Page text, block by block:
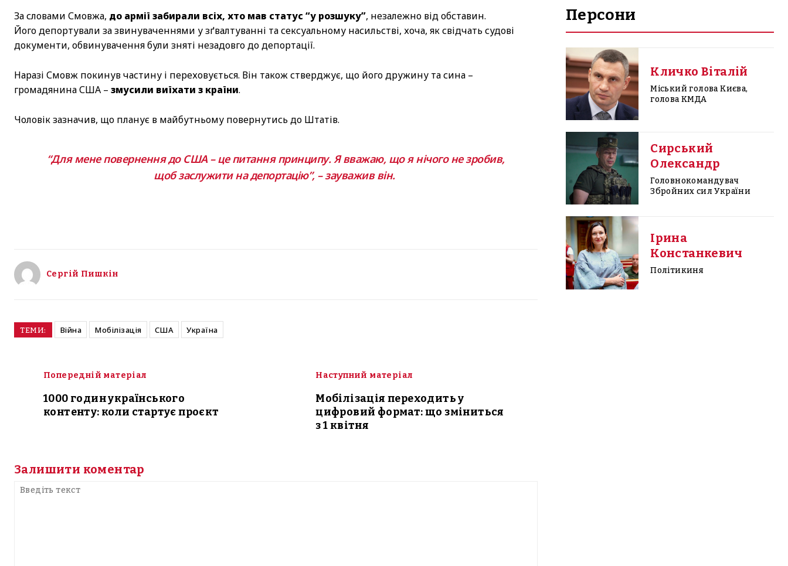
За словами Смовжа, до армії забирали всіх, хто мав статус “у розшуку”, незалежно від обставин.
Його депортували за звинуваченнями у зґвалтуванні та сексуальному насильстві, хоча, як свідчать судові
документи, обвинувачення були зняті незадовго до депортації.
Наразі Смовж покинув частину і переховується. Він також стверджує, що його дружину та сина –
громадянина США – змусили виїхати з країни.
Чоловік зазначив, що планує в майбутньому повернутись до Штатів.
“Для мене повернення до США – це питання принципу. Я вважаю, що я нічого не зробив,
щоб заслужити на депортацію”, – зауважив він.
Сергій Пишкін
ТЕМИ: Війна Мобілізація США Україна
Попередній матеріал
1000 годин українського
контенту: коли стартує проєкт
Наступний матеріал
Мобілізація переходить у
цифровий формат: що зміниться
з 1 квітня
Залишити коментар
Персони
Кличко Віталій
Міський голова Києва,
голова КМДА
Сирський
Олександр
Головнокомандувач
Збройних сил України
Ірина
Констанкевич
Політикиня